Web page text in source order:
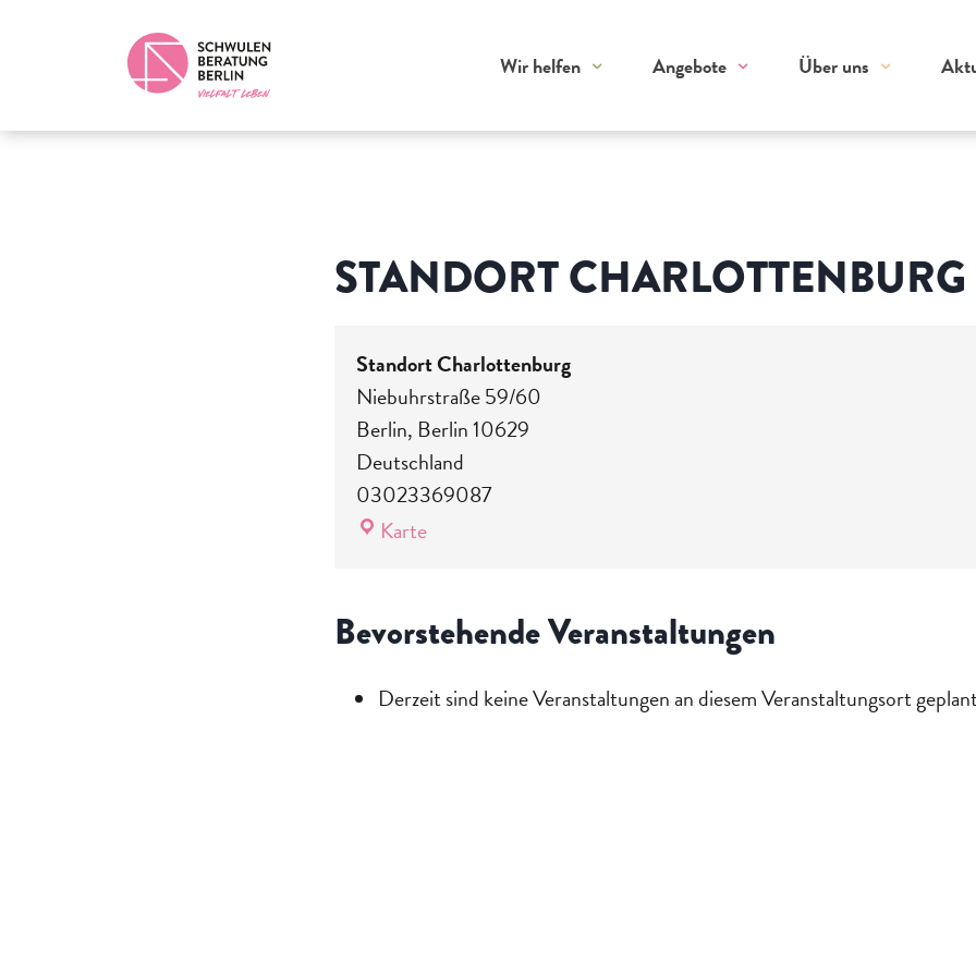
Wir helfen Angebote Über uns
STANDORT CHARLOTTENBURG
Standort Charlottenburg
Niebuhrstraße 59/60
Berlin, Berlin10629
Deutschland
03023369087
KarteStandort
Bevorstehende Veranstaltungen
Derzeit sind keine Veranstaltungen an diesem Veranstaltungsort